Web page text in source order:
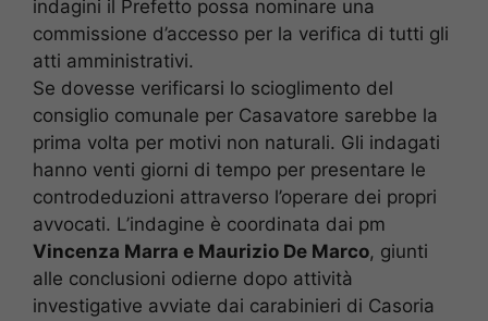
indagini il Prefetto possa nominare una
commissione d’accesso per la verifica di tutti gli
atti amministrativi.
Se dovesse verificarsi lo scioglimento del
consiglio comunale per Casavatore sarebbe la
prima volta per motivi non naturali. Gli indagati
hanno venti giorni di tempo per presentare le
controdeduzioni attraverso l’operare dei propri
avvocati. L’indagine è coordinata dai pm
Vincenza Marra e Maurizio De Marco, giunti
alle conclusioni odierne dopo attività
investigative avviate dai carabinieri di Casoria